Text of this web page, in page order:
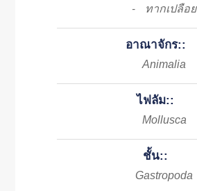
- ทากเปลือย
อาณาจักร::
Animalia
ไฟลัม::
Mollusca
ชั้น::
Gastropoda